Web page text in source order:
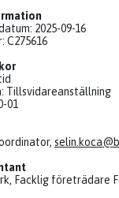
2025-09-16
C275616
Tillsvidareanställning
01
Facklig företrädare